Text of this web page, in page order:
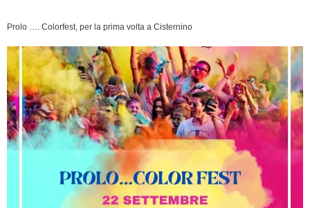
Prolo …. Colorfest, per la prima volta a Cisternino